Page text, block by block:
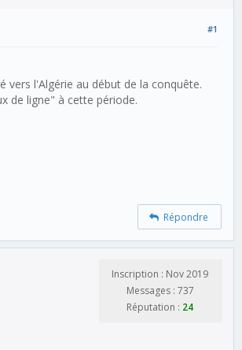
#1
vers l'Algérie au début de la conquête.
de ligne" à cette période.
Répondre
Inscription : Nov 2019
Messages : 737
Réputation : 24